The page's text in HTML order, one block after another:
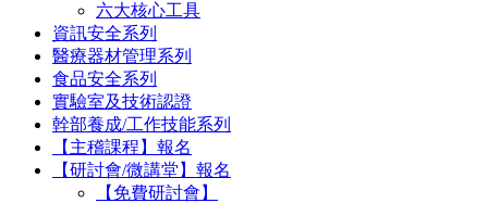
六大核心工具
資訊安全系列
醫療器材管理系列
食品安全系列
實驗室及技術認證
幹部養成/工作技能系列
【主稽課程】報名
【研討會/微講堂】報名
【免費研討會】